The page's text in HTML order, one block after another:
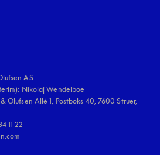
AS
Nikolaj Wendelboe
Olufsen Allé 1, Postboks 40, 7600 Struer,
11 22